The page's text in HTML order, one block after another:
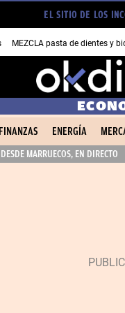
EL SITIO DE LOS
MEZCLA pasta de dientes y
FINANZAS ENERGÍA
MARRUECOS, EN DIRECTO